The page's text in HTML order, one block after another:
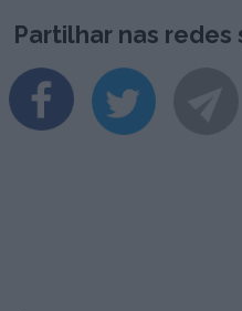
Partilhar nas redes